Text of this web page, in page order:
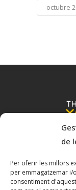
de
Per oferir les millors
per emmagatzemar i/
consentiment
octubre
Carrer